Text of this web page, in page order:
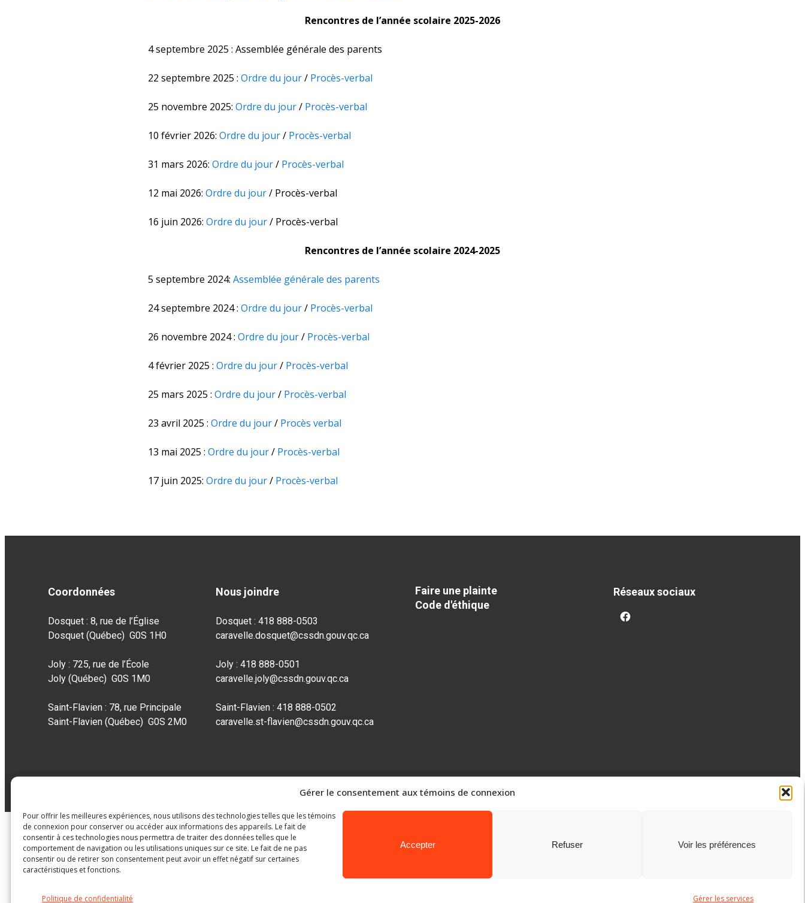
Gérer le consentement aux témoins de connexion
Pour offrir les meilleures expériences, nous utilisons des technologies telles que les témoins
de connexion pour conserver ou accéder aux informations des appareils. Le fait de
consentir à ces technologies nous permettra de traiter des données telles que le
comportement de navigation ou les utilisations uniques sur ce site. Le fait de ne pas
consentir ou de retirer son consentement peut avoir un effet négatif sur certaines
caractéristiques et fonctions.
Gérer les services
Accepter Refuser Voir les préférences
Politique de confidentialité
Rencontres de l’année scolaire 2025-2026
4 septembre 2025 : Assemblée générale des parents
22 septembre 2025 : Ordre du jour/ Procès-verbal
25 novembre 2025: Ordre du jour/ Procès-verbal
10 février 2026: Ordre du jour/ Procès-verbal
31 mars 2026: Ordre du jour/ Procès-verbal
12 mai 2026: Ordre du jour/ Procès-verbal
16 juin 2026: Ordre du jour/ Procès-verbal
Rencontres de l’année scolaire 2024-2025
5 septembre 2024: Assemblée générale des parents
24 septembre 2024 : Ordre du jour/ Procès-verbal
26 novembre 2024 : Ordre du jour/ Procès-verbal
4 février 2025 : Ordre du jour/ Procès-verbal
25 mars 2025 : Ordre du jour/ Procès-verbal
23 avril 2025 : Ordre du jour/ Procès verbal
13 mai 2025 : Ordre du jour/ Procès-verbal
17 juin 2025: Ordre du jour/ Procès-verbal
Coordonnées
Dosquet : 8, rue de l’Église
Dosquet (Québec) G0S 1H0
Joly : 725, rue de l’École
Joly (Québec) G0S 1M0
Saint-Flavien : 78, rue Principale
Saint-Flavien (Québec) G0S 2M0
Nous joindre
Dosquet : 418 888-0503
caravelle.dosquet@cssdn.gouv.qc.ca
Joly : 418 888-0501
caravelle.joly@cssdn.gouv.qc.ca
Saint-Flavien : 418 888-0502
caravelle.st-flavien@cssdn.gouv.qc.ca
Faire une plainte
Code d'éthique
Réseaux sociaux
facebook